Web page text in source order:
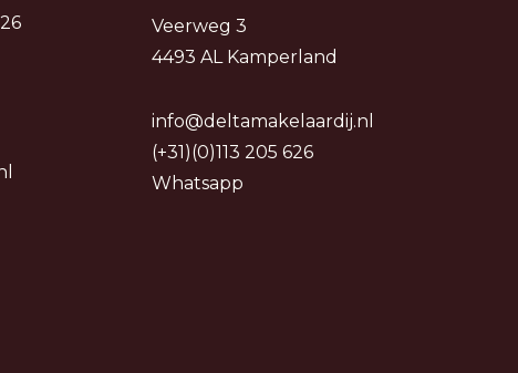
Veerweg 3
4493 AL Kamperland
info@deltamakelaardij.nl
(+31)(0)113 205 626
Whatsapp